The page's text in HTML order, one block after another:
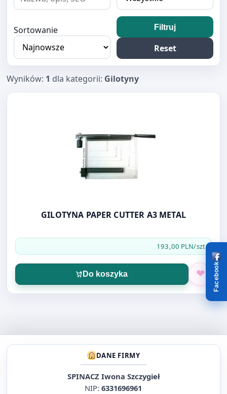
Sortowanie Filtruj
Reset
Wyników: 1 dla kategorii: Gilotyny
Otwórz produkt: GILOTYNA PAPER CUTTER A3 METAL
GILOTYNA PAPER CUTTER A3 METAL
193,00 PLN/szt.
Do koszyka
DANE FIRMY
SPINACZ Iwona Szczygieł
NIP:6331696961
Facebook